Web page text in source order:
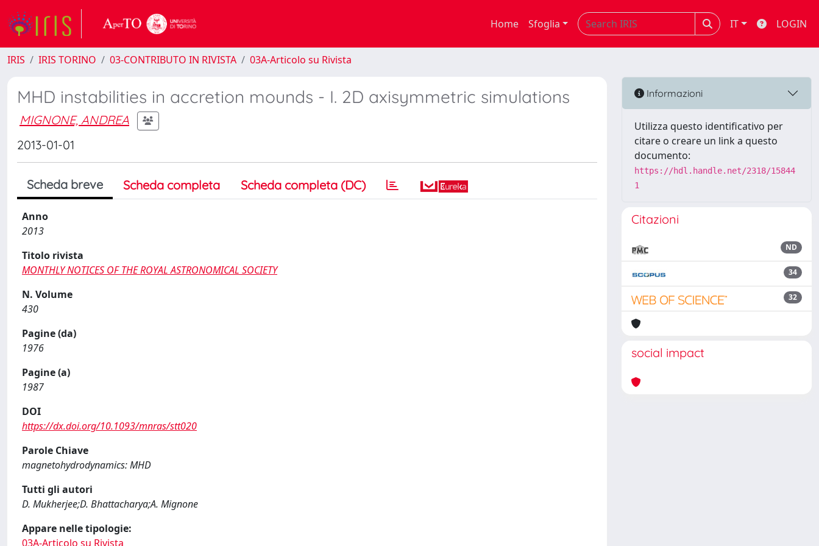
Home Sfoglia IT LOGIN
IRIS IRIS TORINO 03-CONTRIBUTO IN RIVISTA 03A-Articolo su Rivista
MHD instabilities in accretion mounds - I. 2D axisymmetric simulations
MIGNONE, ANDREA
2013-01-01
Scheda breve Scheda completa Scheda completa (DC)
Anno
2013
Titolo rivista
MONTHLY NOTICES OF THE ROYAL ASTRONOMICAL SOCIETY
N. Volume
430
Pagine (da)
1976
Pagine (a)
1987
DOI
https://dx.doi.org/10.1093/mnras/stt020
Parole Chiave
magnetohydrodynamics: MHD
Tutti gli autori
D. Mukherjee;D. Bhattacharya;A. Mignone
Appare nelle tipologie:
03A-Articolo su Rivista
Informazioni
Utilizza questo identificativo per
citare o creare un link a questo
documento:
https://hdl.handle.net/2318/15844
1
Citazioni
ND
34
32
social impact